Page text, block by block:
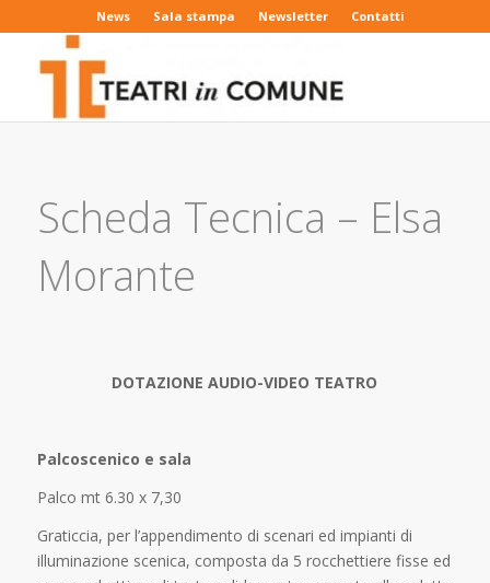
News Sala stampa Newsletter Contatti
Scheda Tecnica – Elsa
Morante
DOTAZIONE AUDIO-VIDEO TEATRO
Palcoscenico e sala
Palco mt 6.30 x 7,30
Graticcia, per l’appendimento di scenari ed impianti di
illuminazione scenica, composta da 5 rocchettiere fisse ed